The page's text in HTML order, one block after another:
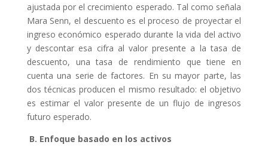
ajustada por el crecimiento esperado. Tal como señala
Mara Senn, el descuento es el proceso de proyectar el
ingreso económico esperado durante la vida del activo
y descontar esa cifra al valor presente a la tasa de
descuento, una tasa de rendimiento que tiene en
cuenta una serie de factores. En su mayor parte, las
dos técnicas producen el mismo resultado: el objetivo
es estimar el valor presente de un flujo de ingresos
futuro esperado.
B. Enfoque basado en los activos